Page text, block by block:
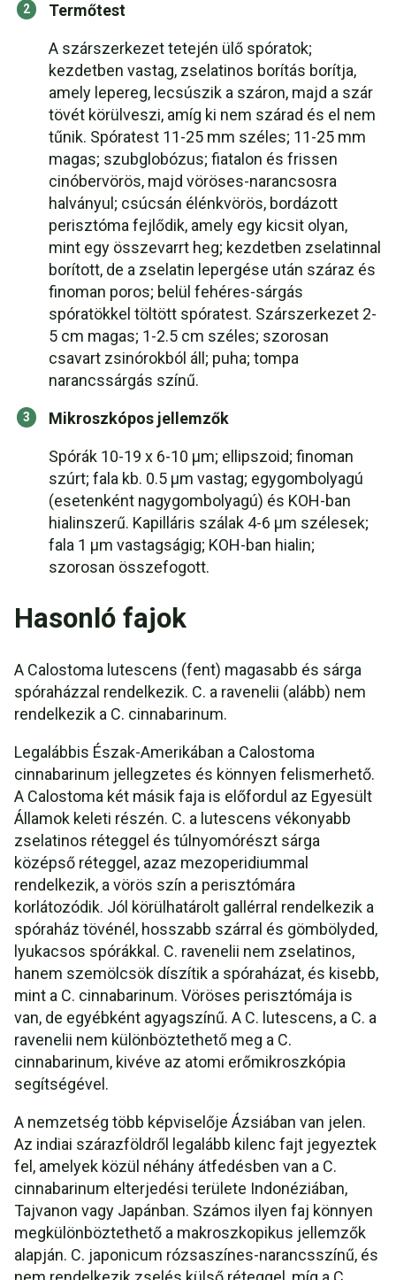
Termőtest
A szárszerkezet tetején ülő spóratok;
kezdetben vastag, zselatinos borítás borítja,
amely lepereg, lecsúszik a száron, majd a szár
tövét körülveszi, amíg ki nem szárad és el nem
tűnik. Spóratest 11-25 mm széles; 11-25 mm
magas; szubglobózus; fiatalon és frissen
cinóbervörös, majd vöröses-narancsosra
halványul; csúcsán élénkvörös, bordázott
perisztóma fejlődik, amely egy kicsit olyan,
mint egy összevarrt heg; kezdetben zselatinnal
borított, de a zselatin lepergése után száraz és
finoman poros; belül fehéres-sárgás
spóratökkel töltött spóratest. Szárszerkezet 2-
5 cm magas; 1-2.5 cm széles; szorosan
csavart zsinórokból áll; puha; tompa
narancssárgás színű.
Mikroszkópos jellemzők
Spórák 10-19 x 6-10 µm; ellipszoid; finoman
szúrt; fala kb. 0.5 µm vastag; egygombolyagú
(esetenként nagygombolyagú) és KOH-ban
hialinszerű. Kapilláris szálak 4-6 µm szélesek;
fala 1 µm vastagságig; KOH-ban hialin;
szorosan összefogott.
Hasonló fajok
A Calostoma lutescens (fent) magasabb és sárga
spóraházzal rendelkezik. C. a ravenelii (alább) nem
rendelkezik a C. cinnabarinum.
Legalábbis Észak-Amerikában a Calostoma
cinnabarinum jellegzetes és könnyen felismerhető.
A Calostoma két másik faja is előfordul az Egyesült
Államok keleti részén. C. a lutescens vékonyabb
zselatinos réteggel és túlnyomórészt sárga
középső réteggel, azaz mezoperidiummal
rendelkezik, a vörös szín a perisztómára
korlátozódik. Jól körülhatárolt gallérral rendelkezik a
spóraház tövénél, hosszabb szárral és gömbölyded,
lyukacsos spórákkal. C. ravenelii nem zselatinos,
hanem szemölcsök díszítik a spóraházat, és kisebb,
mint a C. cinnabarinum. Vöröses perisztómája is
van, de egyébként agyagszínű. A C. lutescens, a C. a
ravenelii nem különböztethető meg a C.
cinnabarinum, kivéve az atomi erőmikroszkópia
segítségével.
A nemzetség több képviselője Ázsiában van jelen.
Az indiai szárazföldről legalább kilenc fajt jegyeztek
fel, amelyek közül néhány átfedésben van a C.
cinnabarinum elterjedési területe Indonéziában,
Tajvanon vagy Japánban. Számos ilyen faj könnyen
megkülönböztethető a makroszkopikus jellemzők
alapján. C. japonicum rózsaszínes-narancsszínű, és